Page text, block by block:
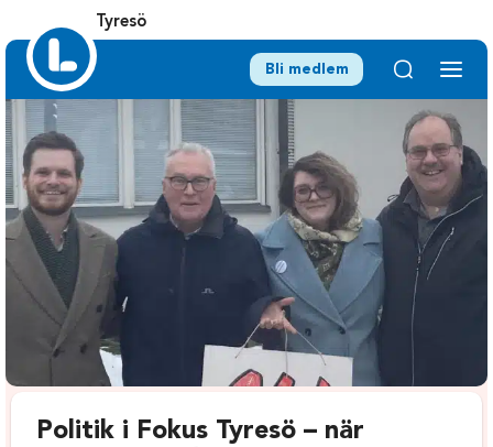
Tyresö
Bli medlem
Politik i Fokus Tyresö – när